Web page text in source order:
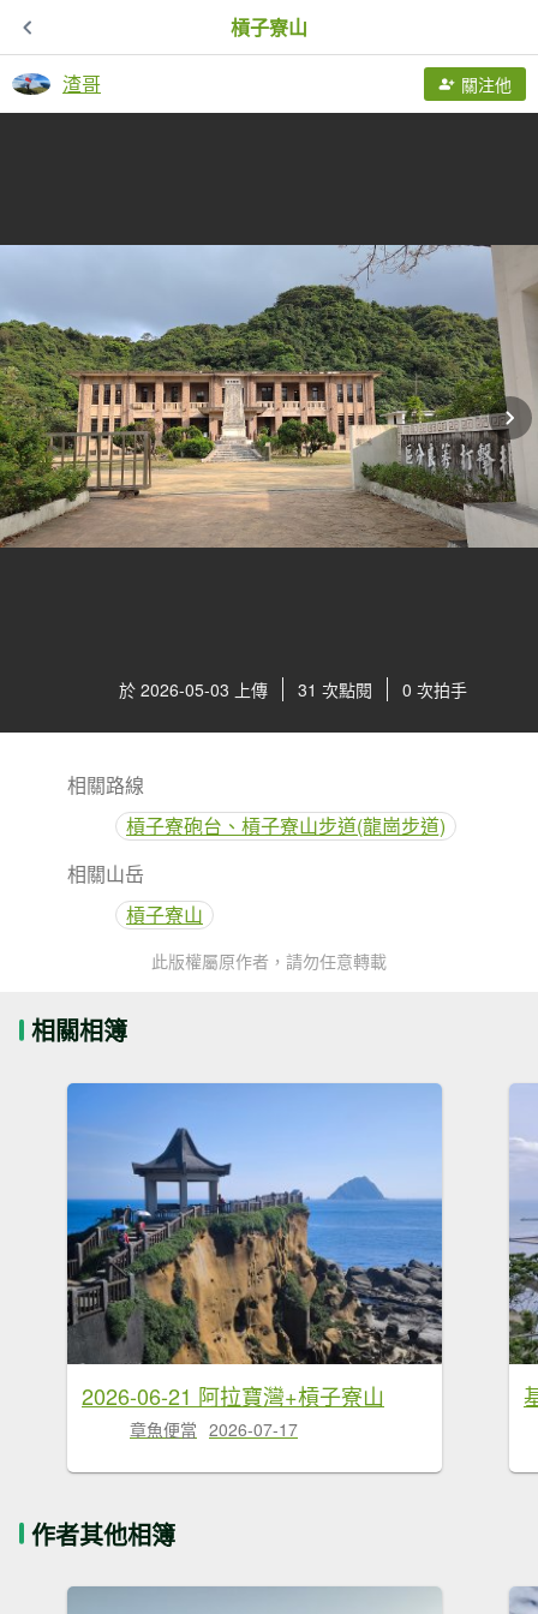
槓子寮山
渣哥 關注他
於 2026-05-03 上傳 31 次點閱 0 次拍手
相關路線
槓子寮砲台、槓子寮山步道(龍崗步道)
相關山岳
槓子寮山
此版權屬原作者，請勿任意轉載
相關相簿
2026-06-21 阿拉寶灣+槓子寮山
章魚便當 2026-07-17
作者其他相簿